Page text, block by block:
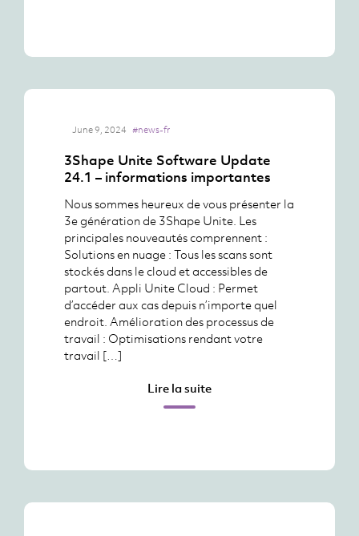
June 9, 2024 #news-fr
3Shape Unite Software Update
24.1 – informations importantes
Nous sommes heureux de vous présenter la
3e génération de 3Shape Unite. Les
principales nouveautés comprennent :
Solutions en nuage : Tous les scans sont
stockés dans le cloud et accessibles de
partout. Appli Unite Cloud : Permet
d’accéder aux cas depuis n’importe quel
endroit. Amélioration des processus de
travail : Optimisations rendant votre
travail […]
Lire la suite